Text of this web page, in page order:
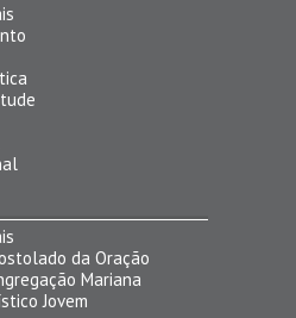
da Oração
Mariana
Jovem